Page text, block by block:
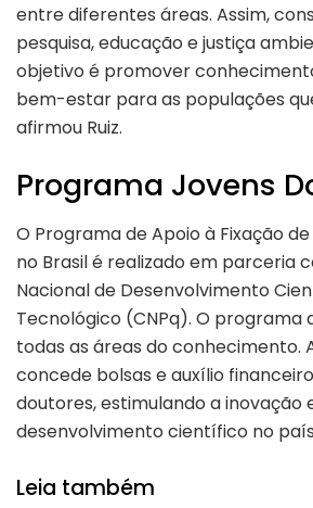
entre diferentes áreas. Assim,
pesquisa, educação e justiça
objetivo é promover
bem-estar para as populações
afirmou Ruiz.
Programa Jovens
O Programa de Apoio à Fixação
no Brasil é realizado em parceria
Nacional de Desenvolvimento
Tecnológico (CNPq). O programa
todas as áreas do conhecimento.
concede bolsas e auxílio
doutores, estimulando a inovação
desenvolvimento científico no
Leia também